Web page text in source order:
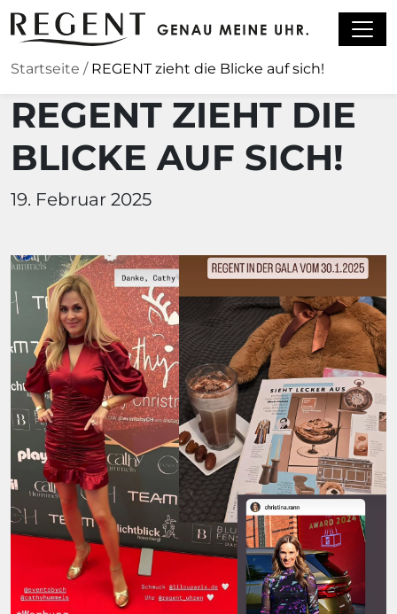
Zum Hauptinhalt springen
Startseite / REGENT zieht die Blicke auf sich!
REGENT ZIEHT DIE
BLICKE AUF SICH!
19. Februar 2025